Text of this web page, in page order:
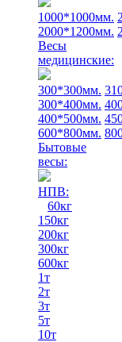
1000*1000мм.
2000*1200мм.
Весы
медицинские:
300*300мм.
300*400мм.
400*500мм.
600*800мм.
Бытовые
весы:
НПВ:
60кг
150кг
200кг
300кг
600кг
1т
2т
3т
5т
10т